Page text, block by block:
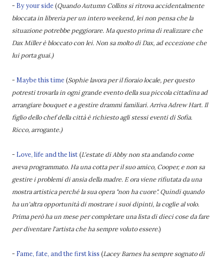
- By your side(Quando Autumn Collins si ritrova accidentalmente
bloccata in libreria per un intero weekend, lei non pensa che la
situazione potrebbe peggiorare. Ma questo prima di realizzare che
Dax Miller è bloccato con lei. Non sa molto di Dax, ad eccezione che
lui porta guai.)
- Maybe this time(Sophie lavora per il fioraio locale, per questo
potresti trovarla in ogni grande evento della sua piccola cittadina ad
arrangiare bouquet e a gestire drammi familiari. Arriva Adrew Hart. Il
figlio dello chef della città è richiesto agli stessi eventi di Sofia.
Ricco, arrogante.)
- Love, life and the list(L'estate di Abby non sta andando come
aveva programmato. Ha una cotta per il suo amico, Cooper, e non sa
gestire i problemi di ansia della madre. E ora viene rifiutata da una
mostra artistica perché la sua opera "non ha cuore". Quindi quando
ha un'altra opportunità di mostrare i suoi dipinti, la coglie al volo.
Prima però ha un mese per completare una lista di dieci cose da fare
per diventare l'artista che ha sempre voluto essere.)
- Fame, fate, and the first kiss (Lacey Barnes ha sempre sognato di